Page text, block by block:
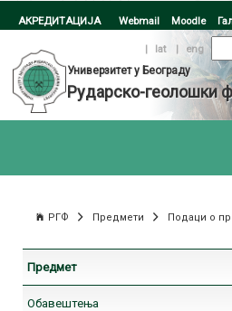
АКРЕДИТАЦИЈА Webmail Moodle
| lat |
eng
Универзитет у Београду
Рударско-геолошки
РГФ Предмети Подаци о
Предмет
Обавештења